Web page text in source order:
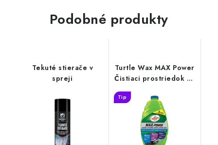
Podobné produkty
Tekuté stierače v
spreji
Turtle Wax MAX Power
Čistiaci prostriedok na
Tip